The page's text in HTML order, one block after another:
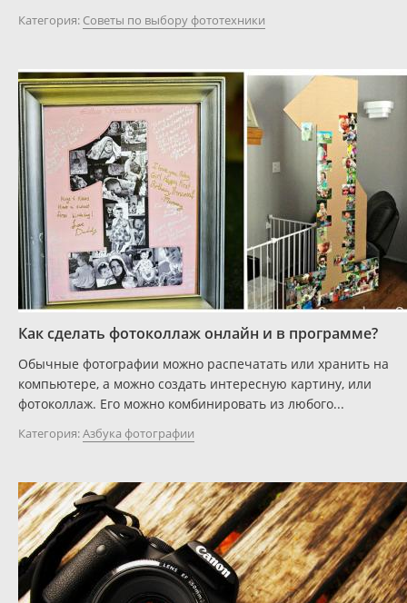
Категория: Советы по выбору фототехники
Как сделать фотоколлаж онлайн и в программе?
Обычные фотографии можно распечатать или хранить на
компьютере, а можно создать интересную картину, или
фотоколлаж. Его можно комбинировать из любого...
Категория:Азбука фотографии